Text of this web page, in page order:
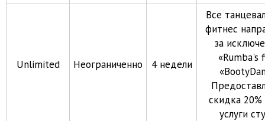
Unlimited Неограниченно 4 недели
Все
фитнес
за
«Rumba's
скидка 20%
услуги